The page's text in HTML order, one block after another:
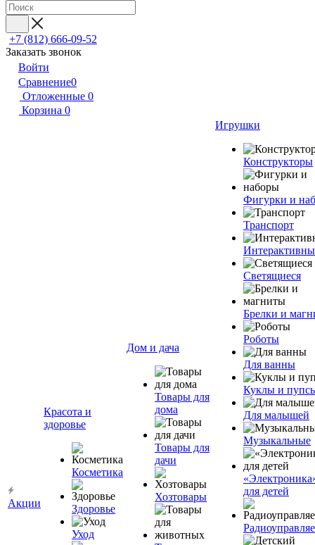
+7 (812) 666-09-52
Заказать звонок
Войти
Сравнение0
Отложенные 0
Корзина 0
Акции
Красота и
здоровье
Косметика
Здоровье
Уход
Дом и дача
Товары для
дома
Товары для
дачи
Хозтовары
Игрушки
Конструкторы
Фигурки и
Транспорт
Светящиеся
Брелки и
Роботы
Для ванны
Куклы и
Для малышей
Музыкальные
для детей